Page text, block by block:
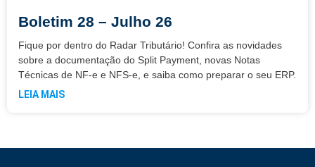
Boletim 28 – Julho 26
Fique por dentro do Radar Tributário! Confira as novidades
sobre a documentação do Split Payment, novas Notas
Técnicas de NF-e e NFS-e, e saiba como preparar o seu ERP.
LEIA MAIS